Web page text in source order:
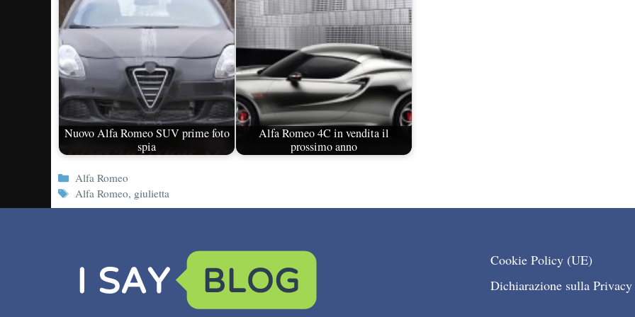
Nuovo Alfa Romeo SUV prime foto
spia
Alfa Romeo 4C in vendita il
prossimo anno
Categorie
Alfa Romeo
Tag
Alfa Romeo, giulietta
Cookie Policy (UE)
Dichiarazione sulla